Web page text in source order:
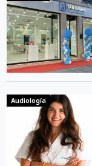
Audiología